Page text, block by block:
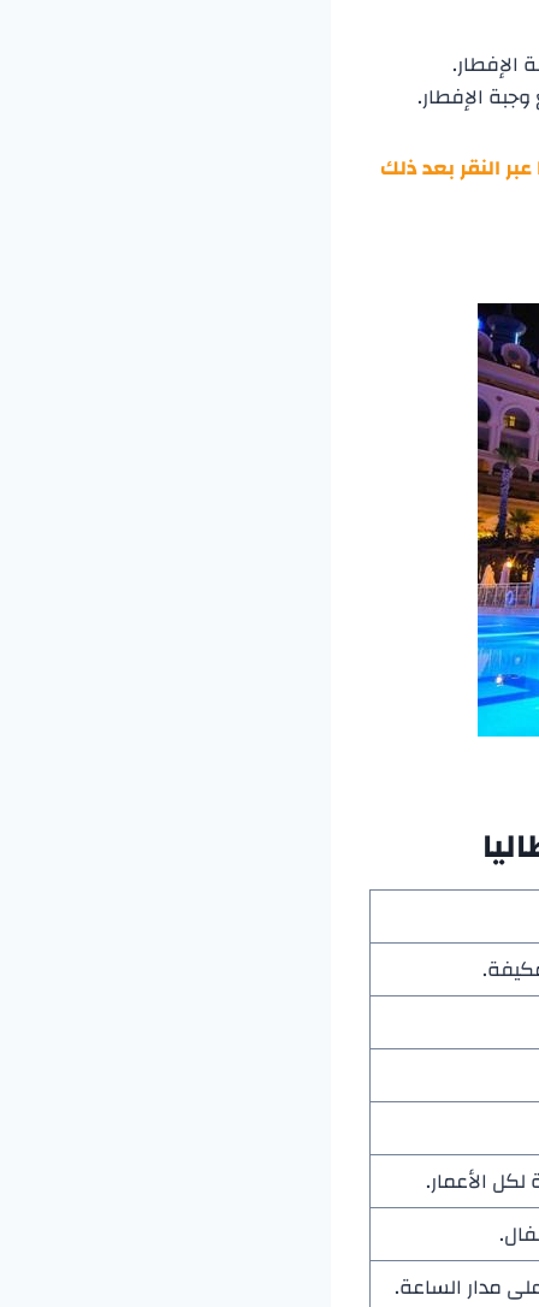
النقر بعد ذلك
لكل الأعمار.
مدار الساعة.